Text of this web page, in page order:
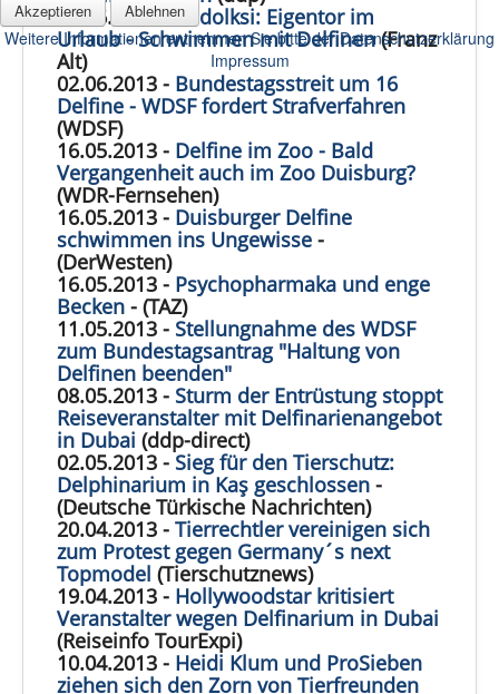
19.06.2013 -Podolksi: Eigentor im
Urlaub - Schwimmen mit Delfinen(Franz
Alt)
02.06.2013 - Bundestagsstreit um 16
Delfine - WDSF fordert Strafverfahren
(WDSF)
16.05.2013 - Delfine im Zoo - Bald
Vergangenheit auch im Zoo Duisburg?
(WDR-Fernsehen)
16.05.2013 - Duisburger Delfine
schwimmen ins Ungewisse -
(DerWesten)
16.05.2013 - Psychopharmaka und enge
Becken - (TAZ)
11.05.2013 - Stellungnahme des WDSF
zum Bundestagsantrag "Haltung von
Delfinen beenden"
08.05.2013 - Sturm der Entrüstung stoppt
Reiseveranstalter mit Delfinarienangebot
in Dubai (ddp-direct)
02.05.2013 - Sieg für den Tierschutz:
Delphinarium in Kaş geschlossen -
(Deutsche Türkische Nachrichten)
20.04.2013 - Tierrechtler vereinigen sich
zum Protest gegen Germany´s next
Topmodel (Tierschutznews)
19.04.2013 - Hollywoodstar kritisiert
Veranstalter wegen Delfinarium in Dubai
(Reiseinfo TourExpi)
10.04.2013 - Heidi Klum und ProSieben
ziehen sich den Zorn von Tierfreunden
Akzeptieren Ablehnen
Weitere Informationen entnehmen Sie bitte der Datenschutzerklärung
Impressum